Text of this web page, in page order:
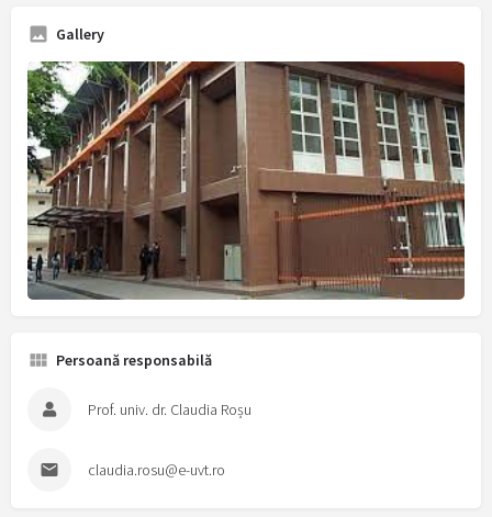
Gallery
Persoană responsabilă
Prof. univ. dr. Claudia Roșu
claudia.rosu@e-uvt.ro